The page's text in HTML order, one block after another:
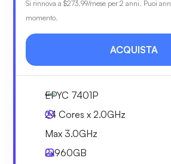
Si rinnova a $273.99/mese per 2 anni. Puoi
momento.
ACQUISTA
EPYC 7401P
24 Cores x 2.0GHz
Max 3.0GHz
2x960GB